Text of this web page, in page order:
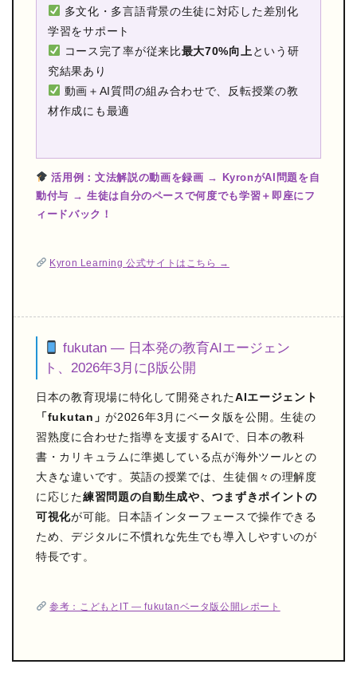
多文化・多言語背景の生徒に対応した差別化
学習をサポート
コース完了率が従来比最大70%向上 という研
究結果あり
動画＋AI質問の組み合わせで、反転授業の教
材作成にも最適
活用例：文法解説の動画を録画 → KyronがAI問題を自
動付与 → 生徒は自分のペースで何度でも学習＋即座にフ
ィードバック！
Kyron Learning 公式サイトはこちら →
fukutan — 日本発の教育AIエージェン
ト、2026年3月にβ版公開
日本の教育現場に特化して開発されたAIエージェント
「fukutan」が2026年3月にベータ版を公開。生徒の
習熟度に合わせた指導を支援するAIで、日本の教科
書・カリキュラムに準拠している点が海外ツールとの
大きな違いです。英語の授業では、生徒個々の理解度
に応じた練習問題の自動生成や、つまずきポイントの
可視化が可能。日本語インターフェースで操作できる
ため、デジタルに不慣れな先生でも導入しやすいのが
特長です。
参考：こどもとIT — fukutanベータ版公開レポート